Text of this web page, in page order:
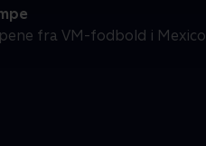
fra VM-fodbold i